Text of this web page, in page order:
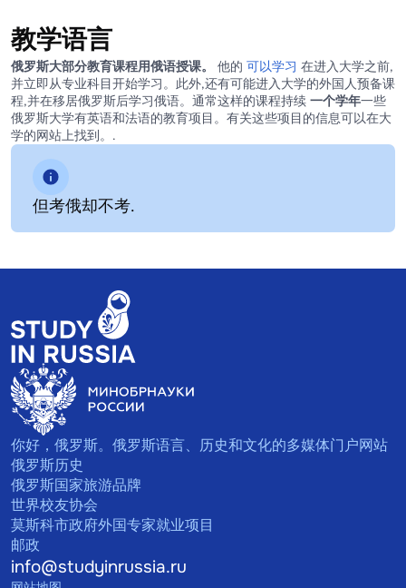
教学语言
俄罗斯大部分教育课程用俄语授课。 他的 可以学习 在进入大学之前,
并立即从专业科目开始学习。此外,还有可能进入大学的外国人预备课
程,并在移居俄罗斯后学习俄语。通常这样的课程持续 一个学年一些
俄罗斯大学有英语和法语的教育项目。有关这些项目的信息可以在大
学的网站上找到。.
但考俄却不考.
你好，俄罗斯。俄罗斯语言、历史和文化的多媒体门户网站
俄罗斯历史
俄罗斯国家旅游品牌
世界校友协会
莫斯科市政府外国专家就业项目
邮政
info@studyinrussia.ru